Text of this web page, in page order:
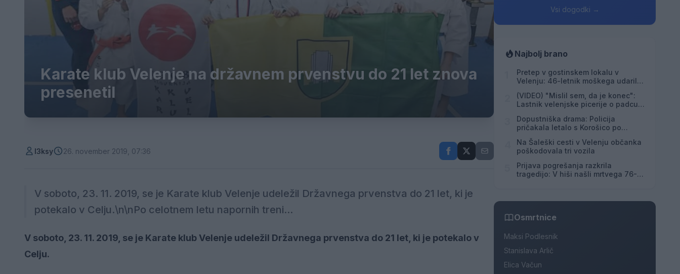
Karate klub Velenje na državnem prvenstvu do 21 let znova
presenetil
l3ksy 26. november 2019, 07:36
V soboto, 23. 11. 2019, se je Karate klub Velenje udeležil Državnega prvenstva do 21 let, ki je
potekalo v Celju.\n\nPo celotnem letu napornih treni...
V soboto, 23. 11. 2019, se je Karate klub Velenje udeležil Državnega prvenstva do 21 let, ki je potekalo v
Celju.
Vsi dogodki →
Najbolj brano
Pretep v gostinskem lokalu v
Velenju: 46-letnik moškega udaril s
(VIDEO) "Mislil sem, da je konec":
Lastnik velenjske picerije o padcu s
Dopustniška drama: Policija
pričakala letalo s Korošico po
Na Šaleški cesti v Velenju občanka
poškodovala tri vozila
Prijava pogrešanja razkrila
tragedijo: V hiši našli mrtvega 76-
Osmrtnice
Maksi Podlesnik
Stanislava Arlič
Elica Vačun